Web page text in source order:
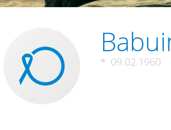
09.02.1960